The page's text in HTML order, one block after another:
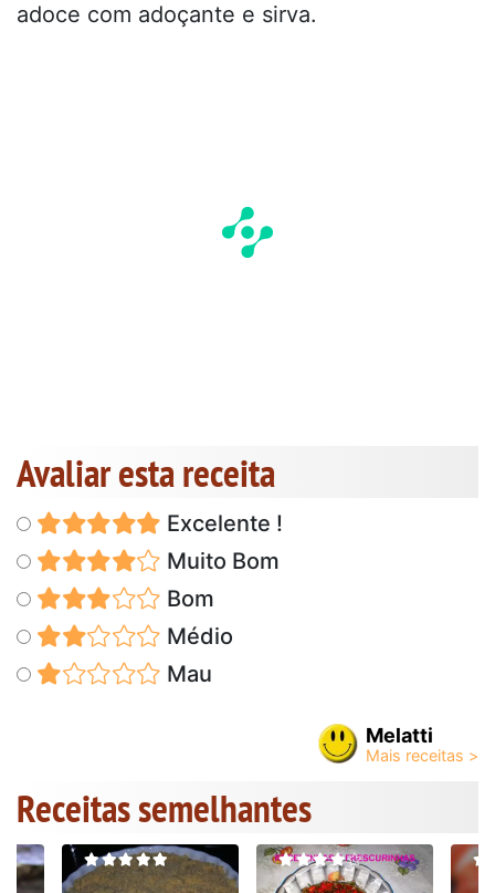
adoce com adoçante e sirva.
Avaliar esta receita
Excelente !
Muito Bom
Bom
Médio
Mau
Melatti
Receitas semelhantes